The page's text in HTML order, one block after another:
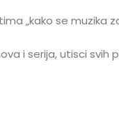
„kako se muzika
i serija, utisci svih